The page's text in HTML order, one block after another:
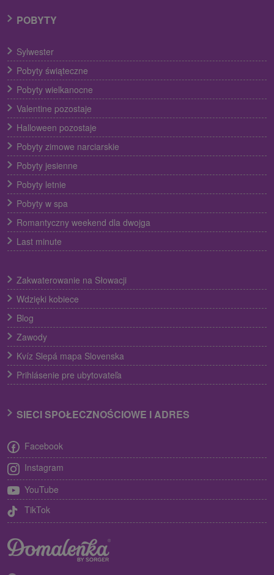
POBYTY
Sylwester
Pobyty świąteczne
Pobyty wielkanocne
Valentine pozostaje
Halloween pozostaje
Pobyty zimowe narciarskie
Pobyty jesienne
Pobyty letnie
Pobyty w spa
Romantyczny weekend dla dwojga
Last minute
Zakwaterowanie na Słowacji
Wdzięki kobiece
Blog
Zawody
Kvíz Slepá mapa Slovenska
Prihlásenie pre ubytovateľa
SIECI SPOŁECZNOŚCIOWE I ADRES
Facebook
Instagram
YouTube
TikTok